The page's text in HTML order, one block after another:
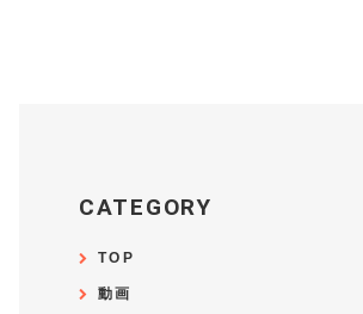
CATEGORY
TOP
動画